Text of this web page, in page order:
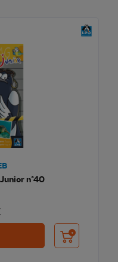
n°40
Ajouter au